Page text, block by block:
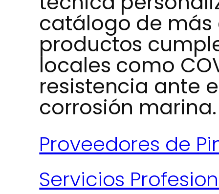
catálogo de más
productos
locales como
resistencia ante
corrosión marina.
Proveedores de
Servicios